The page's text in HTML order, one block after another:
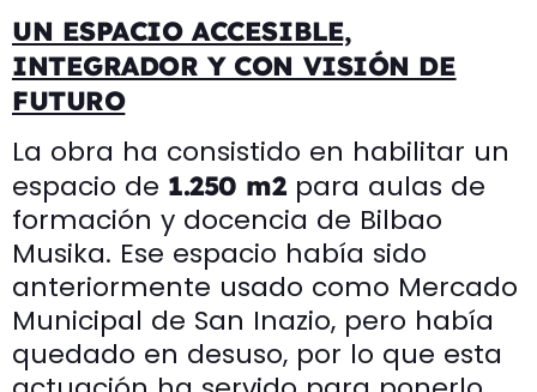
UN ESPACIO ACCESIBLE,
INTEGRADOR Y CON VISIÓN DE
FUTURO
La obra ha consistido en habilitar un
espacio de 1.250 m2 para aulas de
formación y docencia de Bilbao
Musika. Ese espacio había sido
anteriormente usado como Mercado
Municipal de San Inazio, pero había
quedado en desuso, por lo que esta